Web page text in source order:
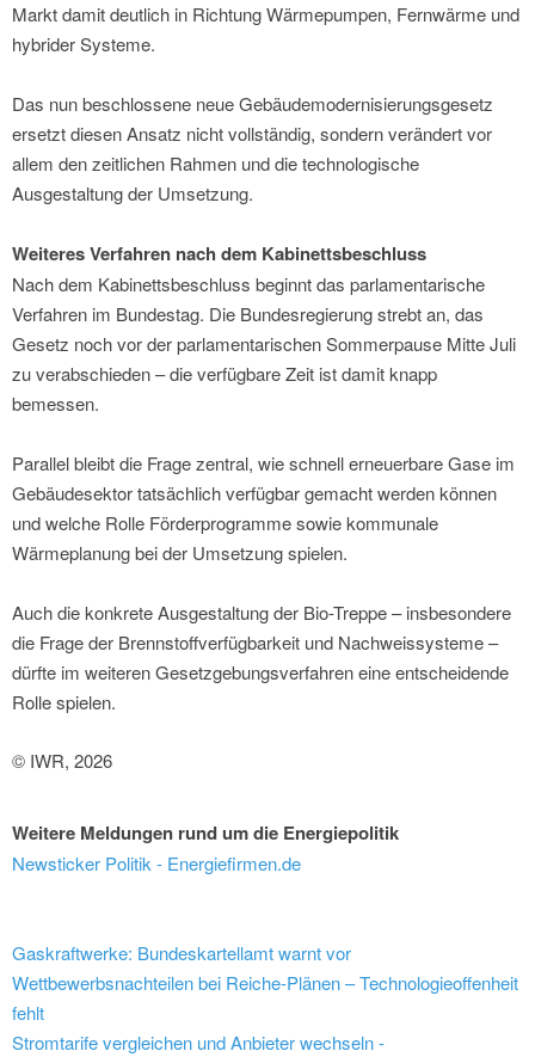
Markt damit deutlich in Richtung Wärmepumpen, Fernwärme und
hybrider Systeme.
Das nun beschlossene neue Gebäudemodernisierungsgesetz
ersetzt diesen Ansatz nicht vollständig, sondern verändert vor
allem den zeitlichen Rahmen und die technologische
Ausgestaltung der Umsetzung.
Weiteres Verfahren nach dem Kabinettsbeschluss
Nach dem Kabinettsbeschluss beginnt das parlamentarische
Verfahren im Bundestag. Die Bundesregierung strebt an, das
Gesetz noch vor der parlamentarischen Sommerpause Mitte Juli
zu verabschieden – die verfügbare Zeit ist damit knapp
bemessen.
Parallel bleibt die Frage zentral, wie schnell erneuerbare Gase im
Gebäudesektor tatsächlich verfügbar gemacht werden können
und welche Rolle Förderprogramme sowie kommunale
Wärmeplanung bei der Umsetzung spielen.
Auch die konkrete Ausgestaltung der Bio-Treppe – insbesondere
die Frage der Brennstoffverfügbarkeit und Nachweissysteme –
dürfte im weiteren Gesetzgebungsverfahren eine entscheidende
Rolle spielen.
© IWR, 2026
Weitere Meldungen rund um die Energiepolitik
Newsticker Politik - Energiefirmen.de
Gaskraftwerke: Bundeskartellamt warnt vor
Wettbewerbsnachteilen bei Reiche-Plänen – Technologieoffenheit
fehlt
Stromtarife vergleichen und Anbieter wechseln -